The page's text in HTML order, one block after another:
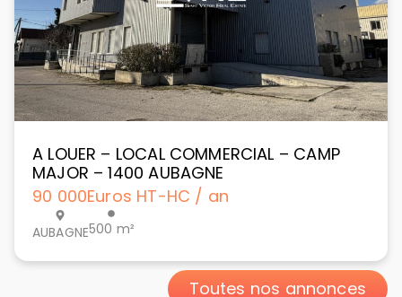
A LOUER – LOCAL COMMERCIAL – CAMP
MAJOR – 1400 AUBAGNE
90 000Euros HT-HC / an
AUBAGNE500 m²
Toutes nos annonces